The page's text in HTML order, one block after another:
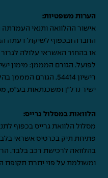
הערות משפטיות:
אישור ההלוואה ותנאי העמדתה
החברה ובכפוף לשיקול דעתה
או בהחזר האשראי עלולה לגרור
רישיון 54414. הגורם
ישיר נדל"ן ומשכנתאות בע"מ, מספר
הלוואות במסלול גרייס:
מסלול הלוואת גרייס בכפוף
פתיחת תיק בכרטיס אשראי
בהלוואה לרכישת רכב בלבד.
ומשולמת על פני יתרת תקופת